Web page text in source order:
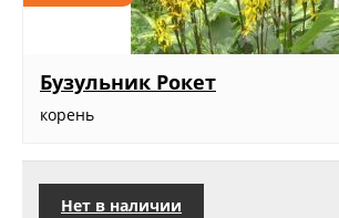
Бузульник Рокет
корень
Нет в наличии